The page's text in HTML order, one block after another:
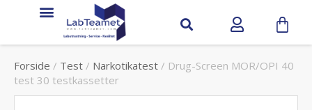
Forside / Test / Narkotikatest / Drug-Screen MOR/OPI 40
test 30 testkassetter